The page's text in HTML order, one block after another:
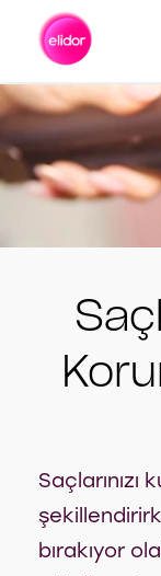
Saçlarınızı
bırakıyor